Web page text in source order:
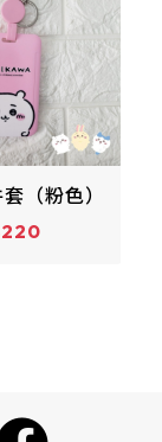
（粉色）